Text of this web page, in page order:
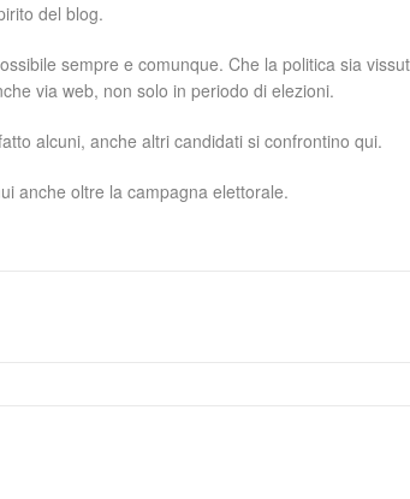
del blog.
sempre e comunque. Che la politica sia
via web, non solo in periodo di elezioni.
alcuni, anche altri candidati si confrontino qui.
anche oltre la campagna elettorale.